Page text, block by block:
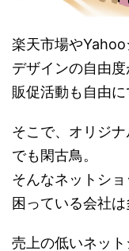
楽天市場やYahoo
デザインの自由度
販促活動も自由に
そこで、オリジナ
でも閑古鳥。
そんなネットシ
困っている会社は
売上の低いネッ